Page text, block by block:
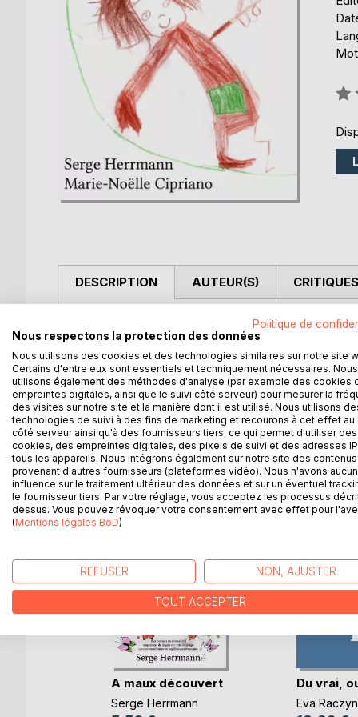
DESCRIPTION
d'instants de vie en petites parenthèses de
laissez vous entraîner dans la ronde des mots.
Les lettres ainsi libérées vous murmurent... il était
Tournez les pages... le mot lecture vous invite au
AUTEUR(S)
D’AUTRES TITRES À
A maux découvert
Serge Herrmann
Du vrai,
Eva
Politique de
Nous respectons la protection des données
Nous utilisons des cookies et des technologies similaires sur notre site
Certains d'entre eux sont essentiels et techniquement nécessaires. Nous
utilisons également des méthodes d'analyse (par exemple des cookies
empreintes digitales, ainsi que le suivi côté serveur) pour mesurer la
des visites sur notre site et la manière dont il est utilisé. Nous utilisons
technologies de suivi à des fins de marketing et recourons à cet effet au
côté serveur ainsi qu'à des fournisseurs tiers, ce qui permet d'utiliser des
cookies, des empreintes digitales, des pixels de suivi et des adresses
tous les appareils. Nous intégrons également sur notre site des
provenant d'autres fournisseurs (plateformes vidéo). Nous n'avons
influence sur le traitement ultérieur des données et sur un éventuel
le fournisseur tiers. Par votre réglage, vous acceptez les processus
dessus. Vous pouvez révoquer votre consentement avec effet pour
(Mentions légales BoD)
REFUSER NON, AJUSTER
TOUT ACCEPTER